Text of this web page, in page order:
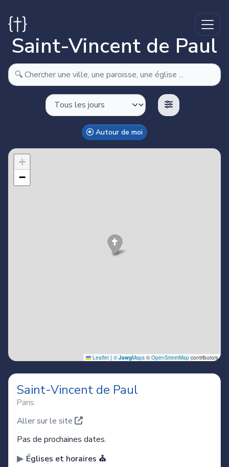
Saint-Vincent de Paul
Autour de moi
Make this Notebook Trusted to load map: File -> Trust
Saint-Vincent de Paul
Paris
Aller sur le site
Pas de prochaines dates.
Églises et horaires ⛪️